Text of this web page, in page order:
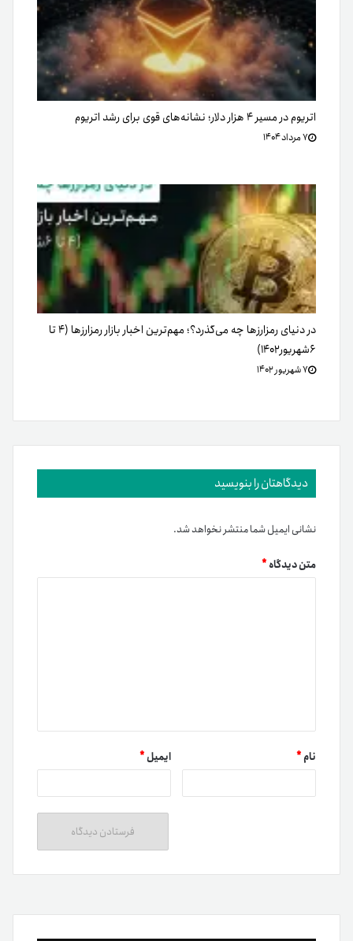
اتریوم در مسیر ۴ هزار دلار؛ نشانه‌های قوی برای رشد اتریوم
۷ مرداد ۱۴۰۴
در دنیای رمزارزها چه می‌گذرد؟؛ مهم‌ترین اخبار بازار رمزارزها (۴ تا
۶شهریور۱۴۰۲)
۷ شهریور ۱۴۰۲
دیدگاهتان را بنویسید
نشانی ایمیل شما منتشر نخواهد شد.
متن دیدگاه*
نام* ایمیل*